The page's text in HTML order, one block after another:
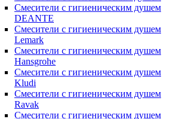
Смесители с гигиеническим душем
DEANTE
Смесители с гигиеническим душем
Lemark
Смесители с гигиеническим душем
Hansgrohe
Смесители с гигиеническим душем
Kludi
Смесители с гигиеническим душем
Ravak
Смесители с гигиеническим душем